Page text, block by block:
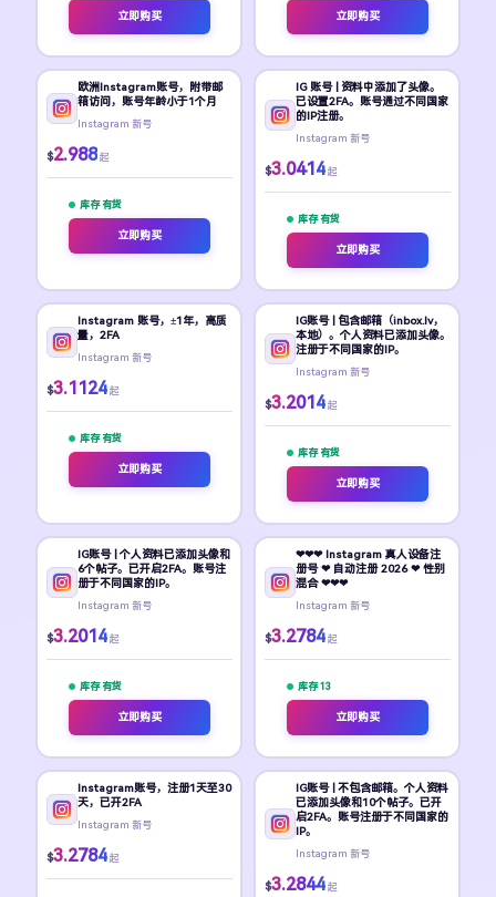
立即购买 立即购买
欧洲Instagram账号，附带邮
箱访问，账号年龄小于1个月
Instagram 新号
$2.988 起
库存 有货
立即购买
IG 账号 | 资料中添加了头像。
已设置2FA。账号通过不同国家
的IP注册。
Instagram 新号
$3.0414 起
库存 有货
立即购买
Instagram 账号，±1年，高质
量，2FA
Instagram 新号
$3.1124 起
库存 有货
立即购买
IG账号 | 包含邮箱（inbox.lv，
本地）。个人资料已添加头像。
注册于不同国家的IP。
Instagram 新号
$3.2014 起
库存 有货
立即购买
IG账号 | 个人资料已添加头像和
6个帖子。已开启2FA。账号注
册于不同国家的IP。
Instagram 新号
$3.2014 起
库存 有货
立即购买
❤❤❤ Instagram 真人设备注
册号 ❤ 自动注册 2026 ❤ 性别
混合 ❤❤❤
Instagram 新号
$3.2784 起
库存 13
立即购买
Instagram账号，注册1天至30
天，已开2FA
Instagram 新号
$3.2784 起
IG账号 | 不包含邮箱。个人资料
已添加头像和10个帖子。已开
启2FA。账号注册于不同国家的
IP。
Instagram 新号
$3.2844 起